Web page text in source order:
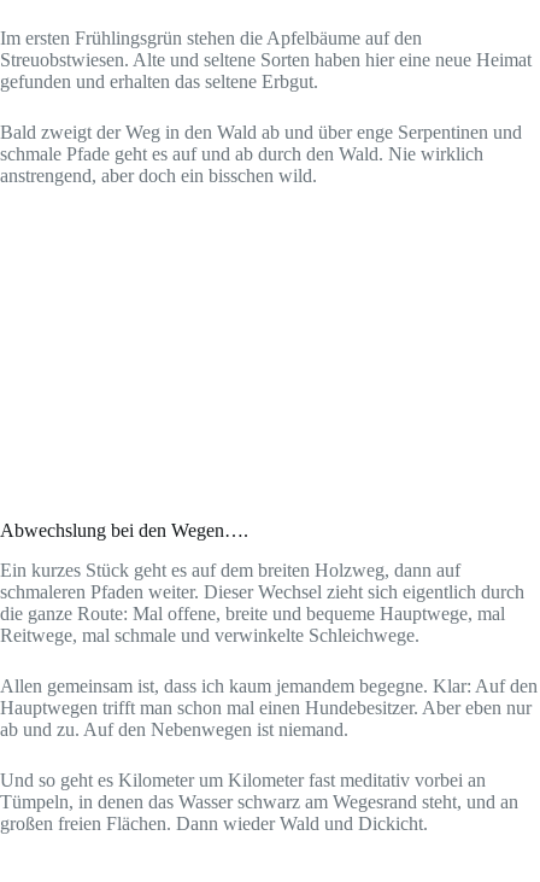
Im ersten Frühlingsgrün stehen die Apfelbäume auf den
Streuobstwiesen. Alte und seltene Sorten haben hier eine neue Heimat
gefunden und erhalten das seltene Erbgut.
Bald zweigt der Weg in den Wald ab und über enge Serpentinen und
schmale Pfade geht es auf und ab durch den Wald. Nie wirklich
anstrengend, aber doch ein bisschen wild.
Abwechslung bei den Wegen….
Ein kurzes Stück geht es auf dem breiten Holzweg, dann auf
schmaleren Pfaden weiter. Dieser Wechsel zieht sich eigentlich durch
die ganze Route: Mal offene, breite und bequeme Hauptwege, mal
Reitwege, mal schmale und verwinkelte Schleichwege.
Allen gemeinsam ist, dass ich kaum jemandem begegne. Klar: Auf den
Hauptwegen trifft man schon mal einen Hundebesitzer. Aber eben nur
ab und zu. Auf den Nebenwegen ist niemand.
Und so geht es Kilometer um Kilometer fast meditativ vorbei an
Tümpeln, in denen das Wasser schwarz am Wegesrand steht, und an
großen freien Flächen. Dann wieder Wald und Dickicht.